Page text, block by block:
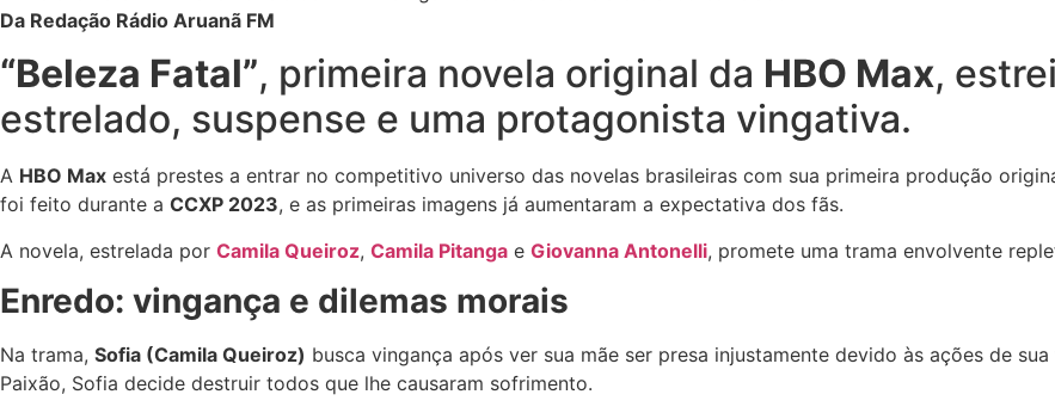
Da Redação Rádio Aruanã FM
“Beleza Fatal”, primeira novela original da HBO Max,
estrelado, suspense e uma protagonista vingativa.
A HBO Max está prestes a entrar no competitivo universo das novelas brasileiras com sua primeira produção
foi feito durante a CCXP 2023, e as primeiras imagens já aumentaram a expectativa dos fãs.
A novela, estrelada por Camila Queiroz, Camila Pitanga e Giovanna Antonelli, promete uma trama envolvente
Enredo: vingança e dilemas morais
Na trama, Sofia (Camila Queiroz) busca vingança após ver sua mãe ser presa injustamente devido às ações de sua
Paixão, Sofia decide destruir todos que lhe causaram sofrimento.